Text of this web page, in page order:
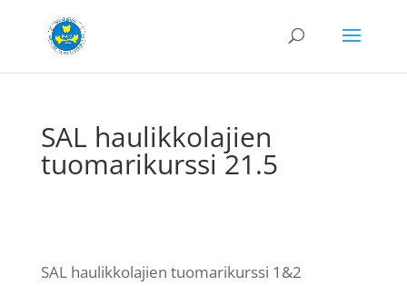
SAL haulikkolajien
tuomarikurssi 21.5
SAL haulikkolajien tuomarikurssi 1&2